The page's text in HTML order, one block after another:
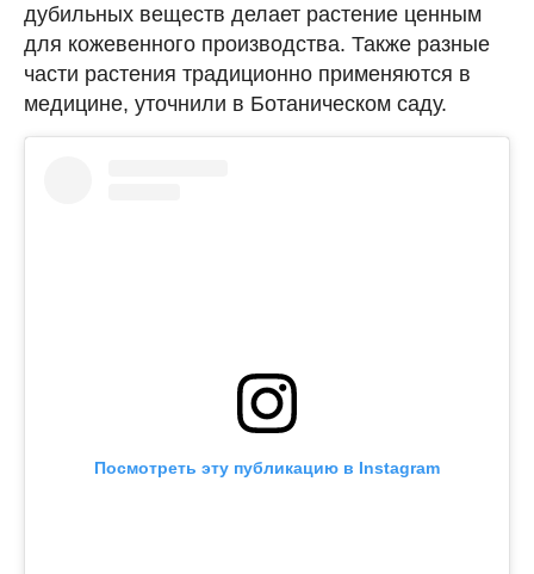
дубильных веществ делает растение ценным
для кожевенного производства. Также разные
части растения традиционно применяются в
медицине, уточнили в Ботаническом саду.
Посмотреть эту публикацию в Instagram